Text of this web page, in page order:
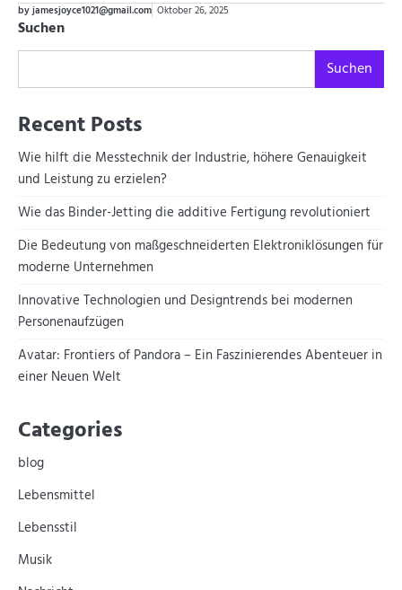
by jamesjoyce1021@gmail.com Oktober 26, 2025
Suchen
Suchen
Recent Posts
Wie hilft die Messtechnik der Industrie, höhere Genauigkeit
und Leistung zu erzielen?
Wie das Binder-Jetting die additive Fertigung revolutioniert
Die Bedeutung von maßgeschneiderten Elektroniklösungen für
moderne Unternehmen
Innovative Technologien und Designtrends bei modernen
Personenaufzügen
Avatar: Frontiers of Pandora – Ein Faszinierendes Abenteuer in
einer Neuen Welt
Categories
blog
Lebensmittel
Lebensstil
Musik